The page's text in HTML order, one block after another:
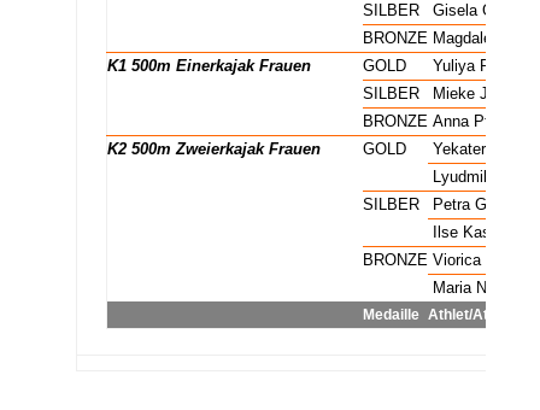
SILBER
Gisela
BRONZEMagdalena
K1 500m Einerkajak Frauen
GOLD
Yuliya
SILBER
Mieke Jaapies
BRONZEAnna Pfeffer
K2 500m Zweierkajak Frauen
GOLD
Yekaterina
Lyudmila
SILBER
Petra
Ilse Kaschube
BRONZEViorica Dumitru
Maria
Medaille Athlet/Athletin